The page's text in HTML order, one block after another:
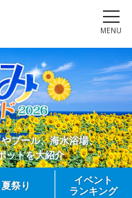
MENU
プール、海水浴場、
ットを大紹介
夏祭り
イベント
ランキング